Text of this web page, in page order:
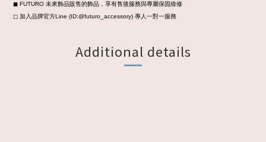
◼︎ FUTURO 未來飾品販售的飾品，享有售後服務與專屬保固維修
◻︎ 加入品牌官方Line (ID:@futuro_accessory) 專人一對一服務
Additional details